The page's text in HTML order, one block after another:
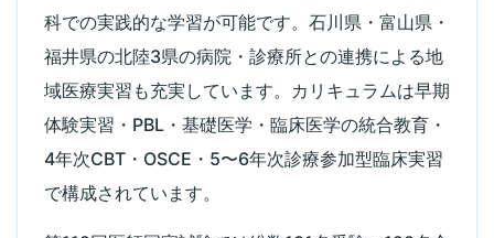
科での実践的な学習が可能です。石川県・富山県・
福井県の北陸3県の病院・診療所との連携による地
域医療実習も充実しています。カリキュラムは早期
体験実習・PBL・基礎医学・臨床医学の統合教育・
4年次CBT・OSCE・5〜6年次診療参加型臨床実習
で構成されています。